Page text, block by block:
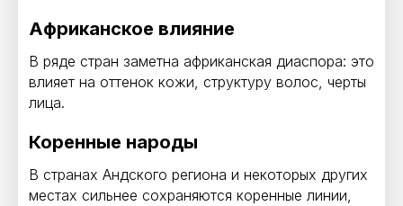
Африканское влияние
В ряде стран заметна африканская диаспора: это
влияет на оттенок кожи, структуру волос, черты
лица.
Коренные народы
В странах Андского региона и некоторых других
местах сильнее сохраняются коренные линии,